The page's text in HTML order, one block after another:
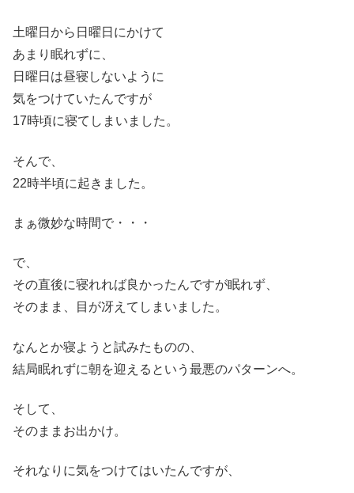
土曜日から日曜日にかけて
あまり眠れずに、
日曜日は昼寝しないように
気をつけていたんですが
17時頃に寝てしまいました。
そんで、
22時半頃に起きました。
まぁ微妙な時間で・・・
で、
その直後に寝れれば良かったんですが眠れず、
そのまま、目が冴えてしまいました。
なんとか寝ようと試みたものの、
結局眠れずに朝を迎えるという最悪のパターンへ。
そして、
そのままお出かけ。
それなりに気をつけてはいたんですが、